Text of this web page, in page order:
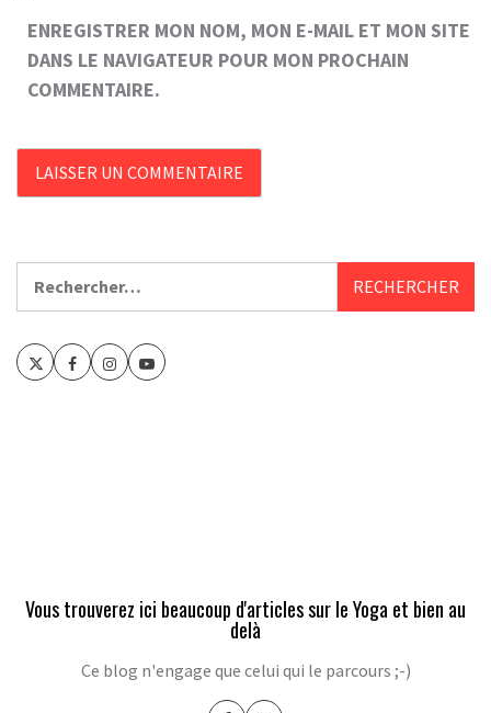
ENREGISTRER MON NOM, MON E-MAIL ET MON SITE
DANS LE NAVIGATEUR POUR MON PROCHAIN
COMMENTAIRE.
TwitterFacebookInstagramYoutube
Vous trouverez ici beaucoup d'articles sur le Yoga et bien au
delà
Ce blog n'engage que celui qui le parcours ;-)